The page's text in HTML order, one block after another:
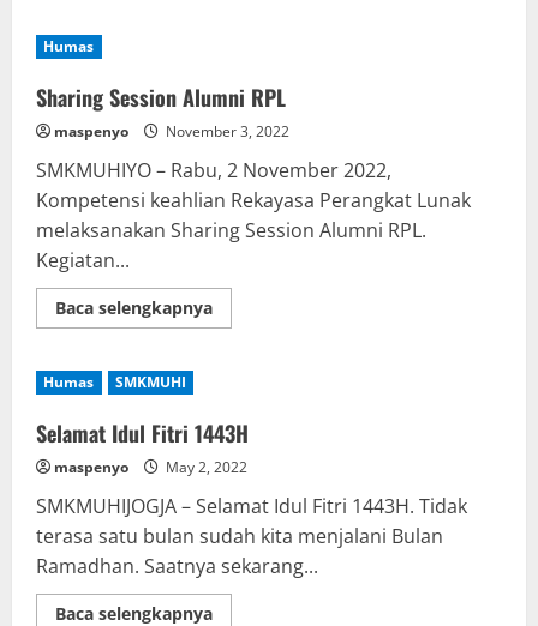
Fair
2023
Humas
Sharing Session Alumni RPL
maspenyo November 3, 2022
SMKMUHIYO – Rabu, 2 November 2022,
Kompetensi keahlian Rekayasa Perangkat Lunak
melaksanakan Sharing Session Alumni RPL.
Kegiatan...
Baca selengkapnyaRead
more
Humas SMKMUHI
Selamat Idul Fitri 1443H
maspenyo May 2, 2022
SMKMUHIJOGJA – Selamat Idul Fitri 1443H. Tidak
terasa satu bulan sudah kita menjalani Bulan
Ramadhan. Saatnya sekarang...
Baca selengkapnyaRead